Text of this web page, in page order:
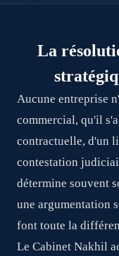
La
Aucune entreprise
commercial, qu'il
contractuelle, d'un
contestation
détermine souvent
une argumentation
font toute la
Le Cabinet Nakhil